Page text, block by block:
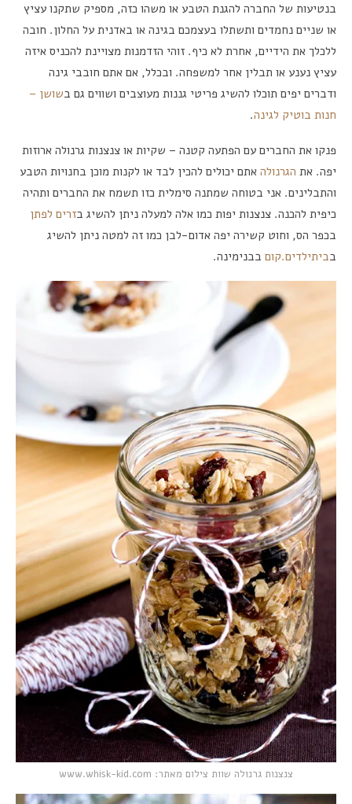
בנטיעות של החברה להגנת הטבע או משהו כזה, מספיק שתקנו עציץ
או שניים נחמדים ותשתלו בעצמכם בגינה או באדנית על החלון. חובה
ללכלך את הידיים, אחרת לא כיף. זוהי הזדמנות מצויינת להכניס איזה
עציץ נענע או תבלין אחר למשפחה. ובכלל, אם אתם חובבי גינה
ודברים יפים תוכלו להשיג פריטי גננות מעוצבים ושווים גם בשושן –
חנות בוטיק לגינה.
פנקו את החברים עם הפתעה קטנה – שקיות או צנצנות גרנולה ארוזות
יפה. את הגרנולה אתם יכולים להכין לבד או לקנות מוכן בחנויות הטבע
והתבלינים. אני בטוחה שמתנה סימלית כזו תשמח את החברים ותהיה
כיפית להכנה. צנצנות יפות כמו אלה למעלה ניתן להשיג בזרים לפתן
בכפר הס, וחוט קשירה יפה אדום-לבן כמו זה למטה ניתן להשיג
בביתילדים.קום בבנימינה.
צנצנות גרנולה שוות צילום מאתר: www.whisk-kid.com